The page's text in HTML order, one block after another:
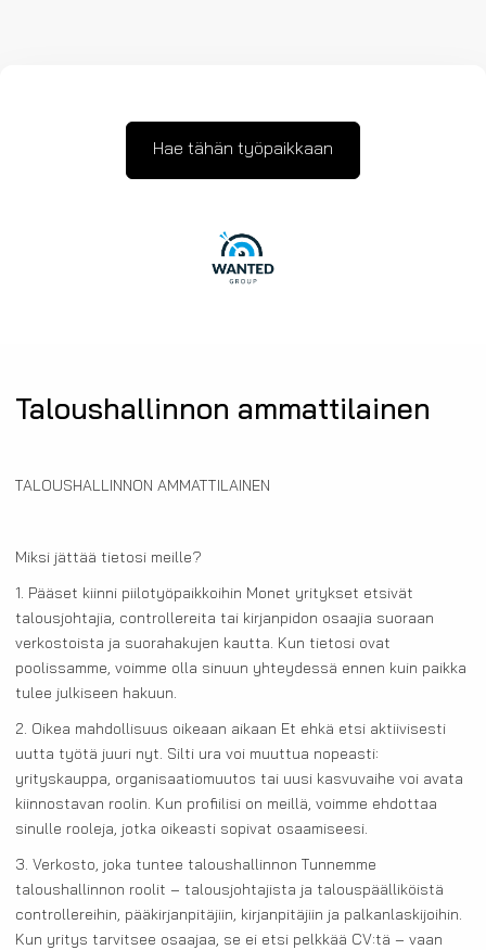
Hae tähän työpaikkaan
Taloushallinnon ammattilainen
TALOUSHALLINNON AMMATTILAINEN
Miksi jättää tietosi meille?
1. Pääset kiinni piilotyöpaikkoihin Monet yritykset etsivät
talousjohtajia, controllereita tai kirjanpidon osaajia suoraan
verkostoista ja suorahakujen kautta. Kun tietosi ovat
poolissamme, voimme olla sinuun yhteydessä ennen kuin paikka
tulee julkiseen hakuun.
2. Oikea mahdollisuus oikeaan aikaan Et ehkä etsi aktiivisesti
uutta työtä juuri nyt. Silti ura voi muuttua nopeasti:
yrityskauppa, organisaatiomuutos tai uusi kasvuvaihe voi avata
kiinnostavan roolin. Kun profiilisi on meillä, voimme ehdottaa
sinulle rooleja, jotka oikeasti sopivat osaamiseesi.
3. Verkosto, joka tuntee taloushallinnon Tunnemme
taloushallinnon roolit – talousjohtajista ja talouspäälliköistä
controllereihin, pääkirjanpitäjiin, kirjanpitäjiin ja palkanlaskijoihin.
Kun yritys tarvitsee osaajaa, se ei etsi pelkkää CV:tä – vaan